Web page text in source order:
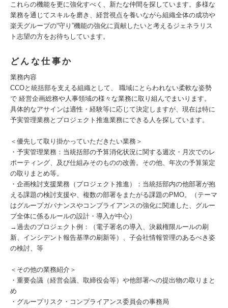
これらの機能を更に強化すべく、新たな仲間を探しています。多様な
業務を通じてスキルを磨き、経営視点を養いながら組織全体の成功や
楽天グループの“守り”機能の強化に貢献したいと考えるジェネラリス
ト志望の方をお待ちしています。
どんな仕事か
業務内容
CCOと統括部を支える組織として、 職域にとらわれない柔軟な姿勢
で 経営企画総務や人事領域の様々な業務に取り組んでまいります。
具体的なアサインは適性・経験等に応じて決定しますが、現在は特に
予実管理業務とプロジェクト推進業務にできる人を探しています。
＜優先して取り掛かっていただきたい業務＞
・予実管理業務：当統括部の予算消化状況に関する週次・月次でのレ
ポーティング、及び仕組みそのものの改善。その他、年次の予算策定
の取りまとめ等。
・企画検討支援業務（プロジェクト推進）：当統括部内の他部署が抱
える課題の検討支援や、複数の部署をまたがる課題のPMO。（テーマ
はグループガバナンスやコンプライアンスの強化に関連した、グルー
プ全体に係るルールの設計・導入が中心）
→過去のプロジェクト例：（電子署名の導入、決裁権限ルールの刷
新、インシデント報告基準の刷新等）、子会社情報管理のあるべき姿
の検討、等
＜その他の業務紹介＞
・重要会議（経営会議、取締役会等）や他部署への提出物の取りまと
め
・グループリスク・コンプライアンス委員会の事務局